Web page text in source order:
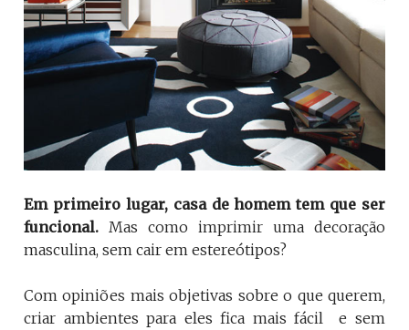
Em primeiro lugar, casa de homem tem que ser
funcional. Mas como imprimir uma decoração
masculina, sem cair em estereótipos?
Com opiniões mais objetivas sobre o que querem,
criar ambientes para eles fica mais fácil e sem